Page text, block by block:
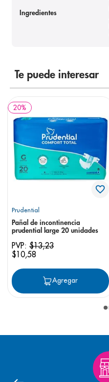
Ingredientes
Te puede interesar
20%
Prudential
Pañal de incontinencia
prudential large 20 unidades
PVP: $13,23
$10,58
Agregar